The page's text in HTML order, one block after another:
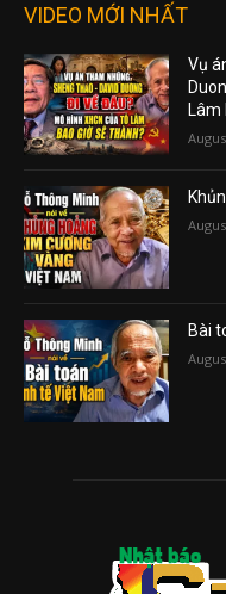
VIDEO MỚI NHẤT
Vụ
Lâm
Bài